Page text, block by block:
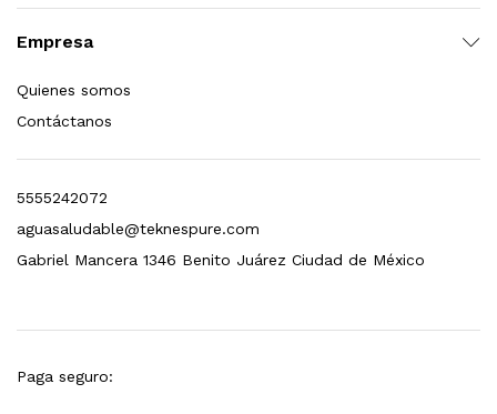
Empresa
Quienes somos
Contáctanos
5555242072
aguasaludable@teknespure.com
Gabriel Mancera 1346 Benito Juárez Ciudad de México
Paga seguro:
SS304 Natural Cepillado | Agua Purificada
699.00
L/h, con filtración Welltek WT-WFS600-4S